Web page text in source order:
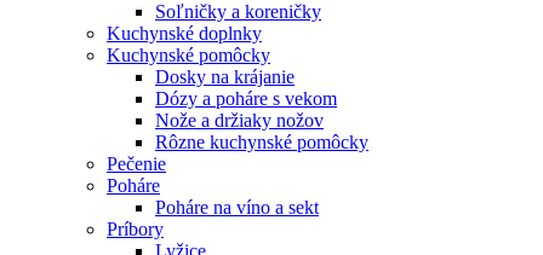
Soľničky a koreničky
Kuchynské doplnky
Kuchynské pomôcky
Dosky na krájanie
Dózy a poháre s vekom
Nože a držiaky nožov
Rôzne kuchynské pomôcky
Pečenie
Poháre
Poháre na víno a sekt
Príbory
Lyžice